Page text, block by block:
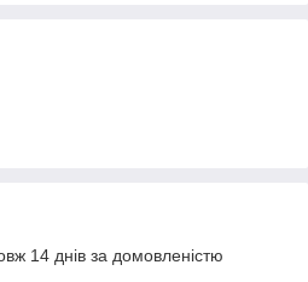
14 днів за домовленістю